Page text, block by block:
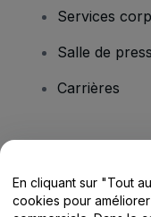
Services
Salle de
Carrières
Centre
En cliquant sur "Tout
cookies pour